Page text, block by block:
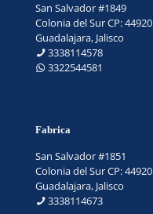
San Salvador #1849
Colonia del Sur CP: 44920
Guadalajara, Jalisco
3338114578
3322544581
Fabrica
San Salvador #1851
Colonia del Sur CP: 44920
Guadalajara, Jalisco
3338114673